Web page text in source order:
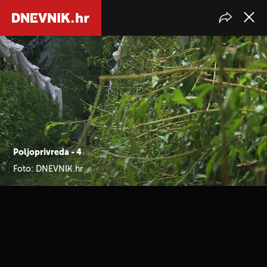
Poljoprivreda - 4
Foto: DNEVNIK.hr